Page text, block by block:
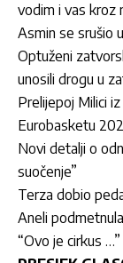
vodim i vas kroz
Asmin se srušio
Optuženi
unosili drogu u
Prelijepoj Milici
Eurobasketu
Novi detalji o
suočenje”
Terza dobio
Aneli
“Ovo je cirkus …”